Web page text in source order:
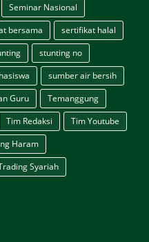
Seminar Nasional
bersama
sertifikat halal
stunting no
sumber air bersih
Guru
Temanggung
Tim Redaksi
Tim Youtube
Haram
Syariah